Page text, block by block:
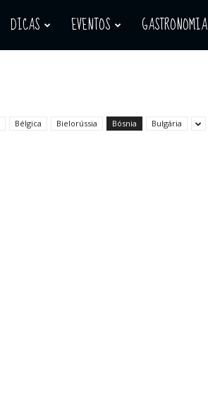
DICAS EVENTOS GASTRONOMIA
Bélgica Bielorússia Bósnia Bulgária